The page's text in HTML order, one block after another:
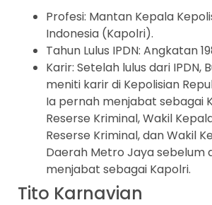
Profesi: Mantan Kepala
Indonesia (Kapolri).
Tahun Lulus IPDN: Angkatan
Karir: Setelah lulus dari IPDN,
meniti karir di Kepolisian
Ia pernah menjabat sebagai
Reserse Kriminal, Wakil
Reserse Kriminal, dan Wakil
Daerah Metro Jaya sebelum
menjabat sebagai Kapolri.
Tito Karnavian